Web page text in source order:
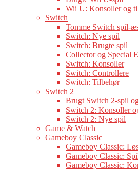
Wii U: Konsoller og
Switch
Tomme Switch spil-
Switch: Nye spil
Switch: Brugte spil
Collector og Special
Switch: Konsoller
Switch: Controllere
Switch: Tilbehør
Switch 2
Brugt Switch 2-spil
Switch 2: Konsoller
Switch 2: Nye spil
Game & Watch
Gameboy Classic
Gameboy Classic:
Gameboy Classic:
Gameboy Classic: